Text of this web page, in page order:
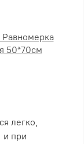
50*70см
легко,
и при